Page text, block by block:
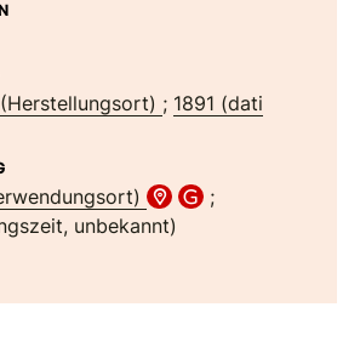
; 1891 (dati
;
unbekannt)